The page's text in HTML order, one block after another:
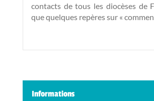
contacts de tous les diocèses de
que quelques repères sur «
Informations